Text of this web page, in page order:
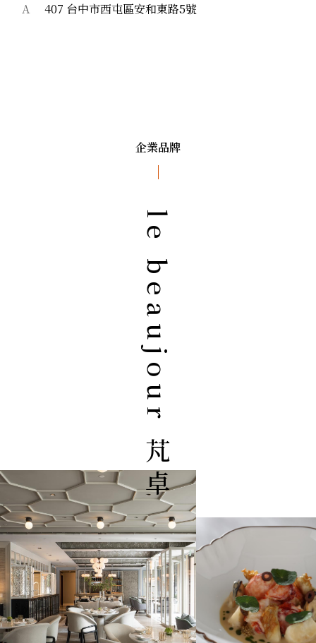
A
407 台中市西屯區安和東路5號
企業品牌
le beaujour 芃卓